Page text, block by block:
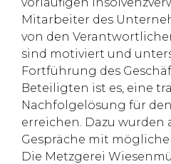
Mitarbeiter des
von den
sind motiviert und
Fortführung des
Beteiligten ist es, eine
Nachfolgelösung für
erreichen. Dazu wurden
Gespräche mit
Die Metzgerei